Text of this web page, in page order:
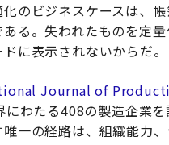
のビジネスケースは、
る。失われたものを定
に表示されないからだ。
Journal of
にわたる408の製造企業
一の経路は、組織能力